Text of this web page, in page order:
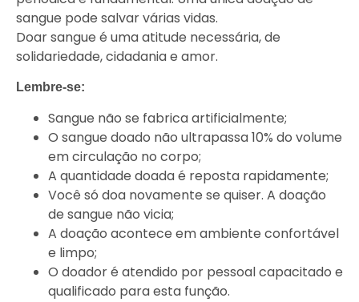
sangue pode salvar várias vidas.
Doar sangue é uma atitude necessária, de
solidariedade, cidadania e amor.
Lembre-se:
Sangue não se fabrica artificialmente;
O sangue doado não ultrapassa 10% do volume
em circulação no corpo;
A quantidade doada é reposta rapidamente;
Você só doa novamente se quiser. A doação
de sangue não vicia;
A doação acontece em ambiente confortável
e limpo;
O doador é atendido por pessoal capacitado e
qualificado para esta função.